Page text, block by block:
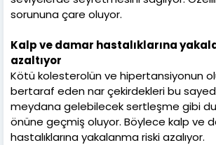
sorununa çare oluyor.
Kalp ve damar hastalıklarına
azaltıyor
Kötü kolesterolün ve hipertansiyonun
bertaraf eden nar çekirdekleri bu
meydana gelebilecek sertleşme gibi
önüne geçmiş oluyor. Böylece kalp ve
hastalıklarına yakalanma riski azalıyor.